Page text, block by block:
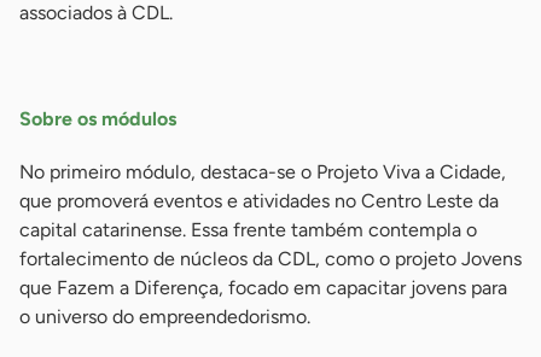
associados à CDL.
Sobre os módulos
No primeiro módulo, destaca-se o Projeto Viva a Cidade,
que promoverá eventos e atividades no Centro Leste da
capital catarinense. Essa frente também contempla o
fortalecimento de núcleos da CDL, como o projeto Jovens
que Fazem a Diferença, focado em capacitar jovens para
o universo do empreendedorismo.